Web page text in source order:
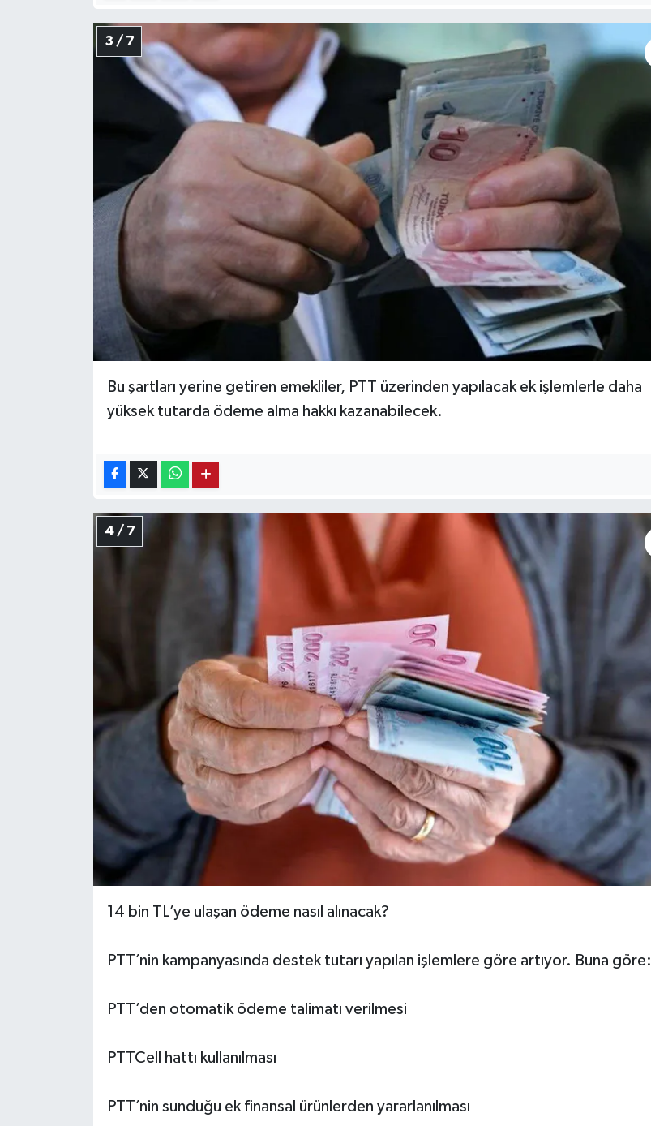
3 / 7
Bu şartları yerine getiren emekliler, PTT üzerinden yapılacak ek işlemlerle daha
yüksek tutarda ödeme alma hakkı kazanabilecek.
4 / 7
14 bin TL’ye ulaşan ödeme nasıl alınacak?
PTT’nin kampanyasında destek tutarı yapılan işlemlere göre artıyor. Buna göre:
PTT’den otomatik ödeme talimatı verilmesi
PTTCell hattı kullanılması
PTT’nin sunduğu ek finansal ürünlerden yararlanılması